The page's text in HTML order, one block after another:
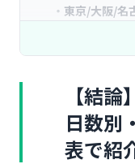
東京/大阪/名
安い時期（4
別に解説
バンコク中
相場
プーケット（
【結
日数別
表で紹